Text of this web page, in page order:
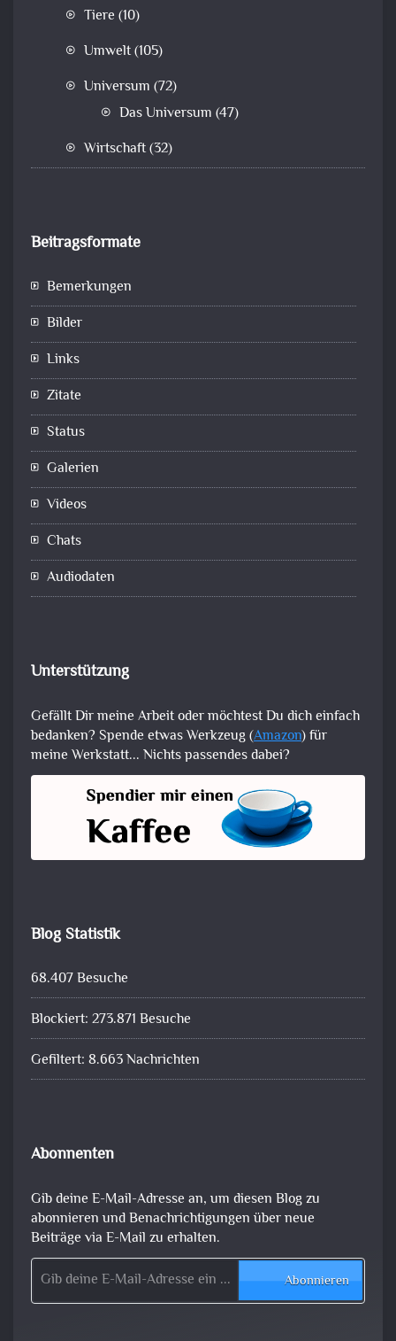
Tiere (10)
Umwelt(105)
Universum (72)
Das Universum (47)
Wirtschaft(32)
Beitragsformate
Bemerkungen
Bilder
Links
Zitate
Status
Galerien
Videos
Chats
Audiodaten
Unterstützung
Gefällt Dir meine Arbeit oder möchtest Du dich einfach
bedanken? Spende etwas Werkzeug (Amazon) für
meine Werkstatt... Nichts passendes dabei?
Blog Statistik
68.407 Besuche
Blockiert: 273.871 Besuche
Gefiltert: 8.663 Nachrichten
Abonnenten
Gib deine E-Mail-Adresse an, um diesen Blog zu
abonnieren und Benachrichtigungen über neue
Beiträge via E-Mail zu erhalten.
Gib deine E-Mail-Adresse ein ...
Abonnieren